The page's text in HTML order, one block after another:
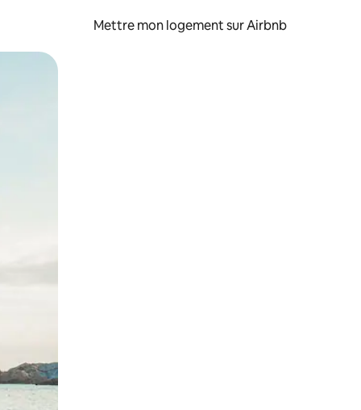
Mettre mon logement sur Airbnb
glisser.